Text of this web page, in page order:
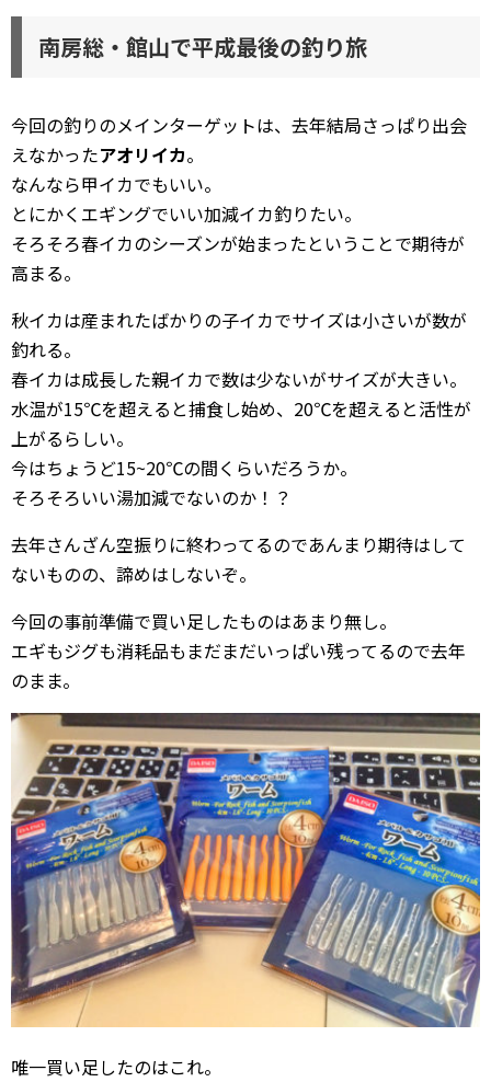
南房総・館山で平成最後の釣り旅
今回の釣りのメインターゲットは、去年結局さっぱり出会
えなかったアオリイカ。
なんなら甲イカでもいい。
とにかくエギングでいい加減イカ釣りたい。
そろそろ春イカのシーズンが始まったということで期待が
高まる。
秋イカは産まれたばかりの子イカでサイズは小さいが数が
釣れる。
春イカは成長した親イカで数は少ないがサイズが大きい。
水温が15℃を超えると捕食し始め、20℃を超えると活性が
上がるらしい。
今はちょうど15~20℃の間くらいだろうか。
そろそろいい湯加減でないのか！？
去年さんざん空振りに終わってるのであんまり期待はして
ないものの、諦めはしないぞ。
今回の事前準備で買い足したものはあまり無し。
エギもジグも消耗品もまだまだいっぱい残ってるので去年
のまま。
唯一買い足したのはこれ。